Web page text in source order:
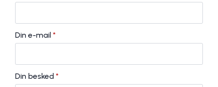
Din e-mail *
Din besked *